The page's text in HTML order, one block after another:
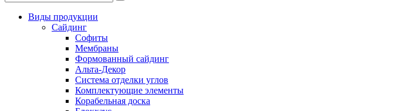
Виды продукции
Сайдинг
Софиты
Мембраны
Формованный сайдинг
Альта-Декор
Система отделки углов
Комплектующие элементы
Корабельная доска